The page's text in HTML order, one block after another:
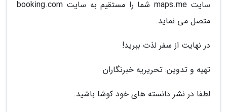
سایت maps.me شما را مستقیم به سایت booking.com
متصل می نماید.
در نهایت از سفر لذت ببرید!
تهیه و تدوین: تحریریه خبرنگاران
لطفا در نشر دانسته های خود کوشا باشید.